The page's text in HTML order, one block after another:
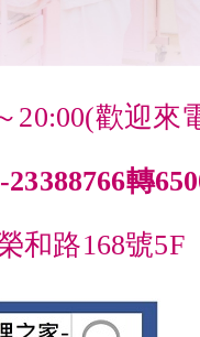
20:00(歡迎來
23388766轉
和路168號5F